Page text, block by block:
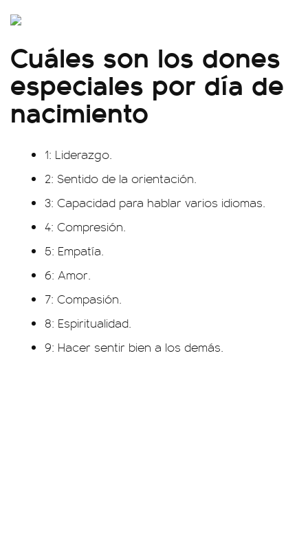
Cuáles son los dones
especiales por día de
nacimiento
1: Liderazgo.
2: Sentido de la orientación.
3: Capacidad para hablar varios idiomas.
4: Compresión.
5: Empatía.
6: Amor.
7: Compasión.
8: Espiritualidad.
9: Hacer sentir bien a los demás.